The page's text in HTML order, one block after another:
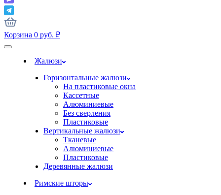
Корзина 0 руб. ₽
Жалюзи
Горизонтальные жалюзи
На пластиковые окна
Кассетные
Алюминиевые
Без сверления
Пластиковые
Вертикальные жалюзи
Тканевые
Алюминиевые
Пластиковые
Деревянные жалюзи
Римские шторы